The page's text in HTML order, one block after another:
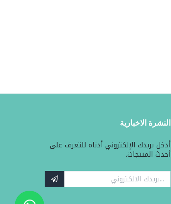
النشرة الاخبارية
أدخل بريدك الإلكتروني أدناه للتعرف على
أحدث المنتجات.